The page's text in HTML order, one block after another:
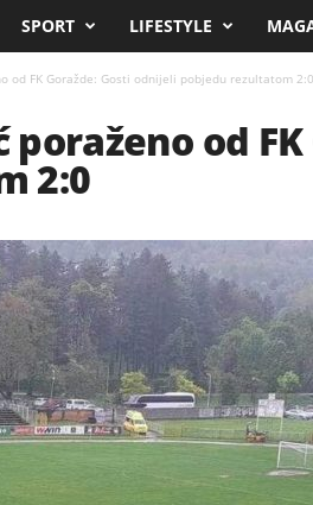
SPORT LIFESTYLE
od FK Goražde: Gosti odnijeli pobjedu rezultatom 2:0
poraženo od
2:0